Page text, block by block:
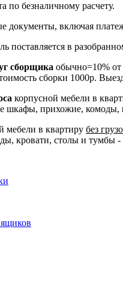
по безналичному расчету.
документы, включая
поставляется в
сборщика обычно=10% от
сборки 1000р.
корпусной мебели в
шкафы, прихожие, комоды,
мебели в квартиру без
кровати, столы и тумбы -